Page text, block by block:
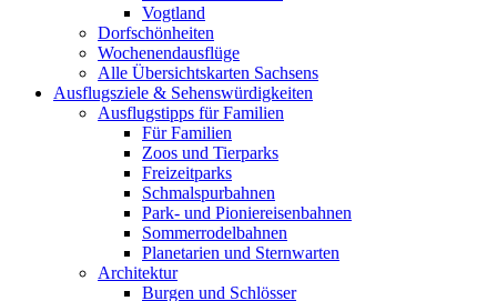
Vogtland
Dorfschönheiten
Wochenendausflüge
Alle Übersichtskarten Sachsens
Ausflugsziele & Sehenswürdigkeiten
Ausflugstipps für Familien
Für Familien
Zoos und Tierparks
Freizeitparks
Schmalspurbahnen
Park- und Pioniereisenbahnen
Sommerrodelbahnen
Planetarien und Sternwarten
Architektur
Burgen und Schlösser